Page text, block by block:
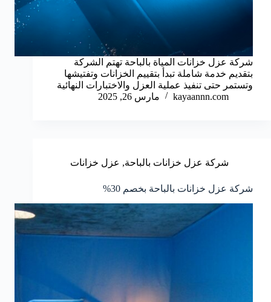
شركة عزل خزانات المياة بالباحة تهتم الشركة
بتقديم خدمة شاملة تبدأ بتقييم الخزانات وتفتيشها
وتستمر حتى تنفيذ عملية العزل والاختبارات النهائية
kayaannn.com
مارس 26, 2025
شركة عزل خزانات بالباحة, عزل خزانات
شركة عزل خزانات بالباحة بخصم 30%